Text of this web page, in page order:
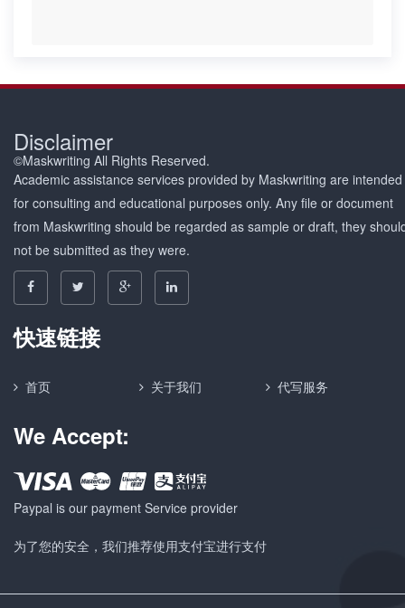
Disclaimer
©Maskwriting All Rights Reserved.
Academic assistance services provided by Maskwriting are intended
for consulting and educational purposes only. Any file or document
from Maskwriting should be regarded as sample or draft, they
not be submitted as they were.
快速链接
首页 关于我们 代写服务
We Accept:
Paypal is our payment Service provider
为了您的安全，我们推荐使用支付宝进行支付